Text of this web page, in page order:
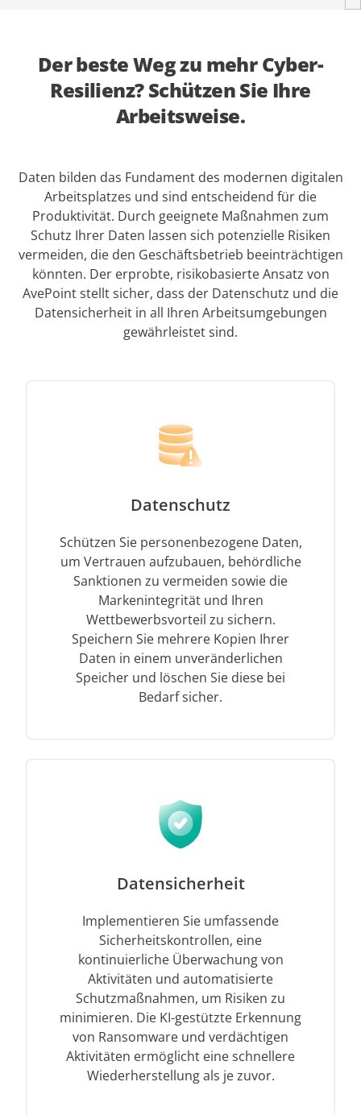
Der beste Weg zu mehr Cyber-
Resilienz? Schützen Sie Ihre
Arbeitsweise.
Daten bilden das Fundament des modernen digitalen
Arbeitsplatzes und sind entscheidend für die
Produktivität. Durch geeignete Maßnahmen zum
Schutz Ihrer Daten lassen sich potenzielle Risiken
vermeiden, die den Geschäftsbetrieb beeinträchtigen
könnten. Der erprobte, risikobasierte Ansatz von
AvePoint stellt sicher, dass der Datenschutz und die
Datensicherheit in all Ihren Arbeitsumgebungen
gewährleistet sind.
Datenschutz
Schützen Sie personenbezogene Daten,
um Vertrauen aufzubauen, behördliche
Sanktionen zu vermeiden sowie die
Markenintegrität und Ihren
Wettbewerbsvorteil zu sichern.
Speichern Sie mehrere Kopien Ihrer
Daten in einem unveränderlichen
Speicher und löschen Sie diese bei
Bedarf sicher.
Datensicherheit
Implementieren Sie umfassende
Sicherheitskontrollen, eine
kontinuierliche Überwachung von
Aktivitäten und automatisierte
Schutzmaßnahmen, um Risiken zu
minimieren. Die KI-gestützte Erkennung
von Ransomware und verdächtigen
Aktivitäten ermöglicht eine schnellere
Wiederherstellung als je zuvor.